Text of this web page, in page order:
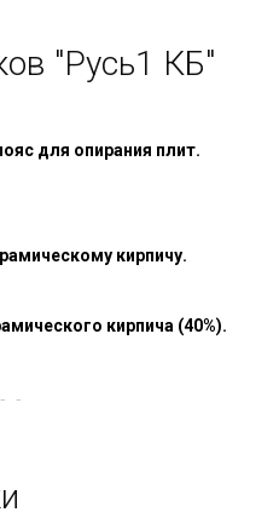
"Русь1 КБ"
для опирания плит.
кирпичу.
кирпича (40%).